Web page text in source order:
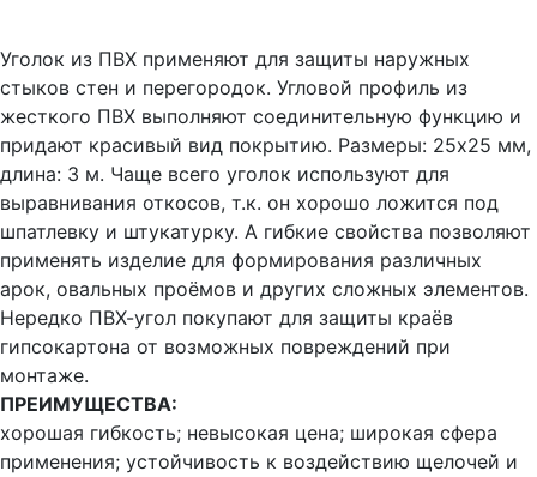
Уголок из ПВХ применяют для защиты наружных
стыков стен и перегородок. Угловой профиль из
жесткого ПВХ выполняют соединительную функцию и
придают красивый вид покрытию. Размеры: 25х25 мм,
длина: 3 м. Чаще всего уголок используют для
выравнивания откосов, т.к. он хорошо ложится под
шпатлевку и штукатурку. А гибкие свойства позволяют
применять изделие для формирования различных
арок, овальных проёмов и других сложных элементов.
Нередко ПВХ-угол покупают для защиты краёв
гипсокартона от возможных повреждений при
монтаже.
ПРЕИМУЩЕСТВА:
хорошая гибкость; невысокая цена; широкая сфера
применения; устойчивость к воздействию щелочей и